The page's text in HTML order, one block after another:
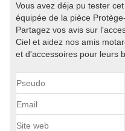
Vous avez déja pu tester
équipée de la pièce
Partagez vos avis sur
Ciel et aidez nos amis
et d'accessoires pour leurs